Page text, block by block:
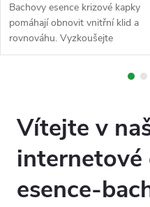
Bachovy esence krizové kapky
pomáhají obnovit vnitřní klid a
rovnováhu. Vyzkoušejte
přírodní řešení od Dr. Bacha.
Vítejte v
internetové
esence-